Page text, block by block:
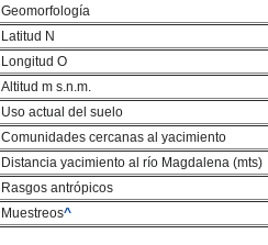
Geomorfología
Latitud N
Longitud O
Altitud m s.n.m.
Uso actual del suelo
Comunidades cercanas al yacimiento
Distancia yacimiento al río Magdalena (mts)
Rasgos antrópicos
Muestreos^